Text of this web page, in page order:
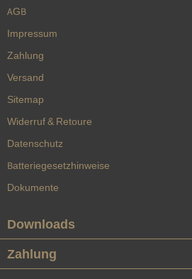
AGB
Impressum
Zahlung
Versand
Sitemap
Widerruf & Retoure
Datenschutz
Batteriegesetzhinweise
Dokumente
Downloads
Zahlung